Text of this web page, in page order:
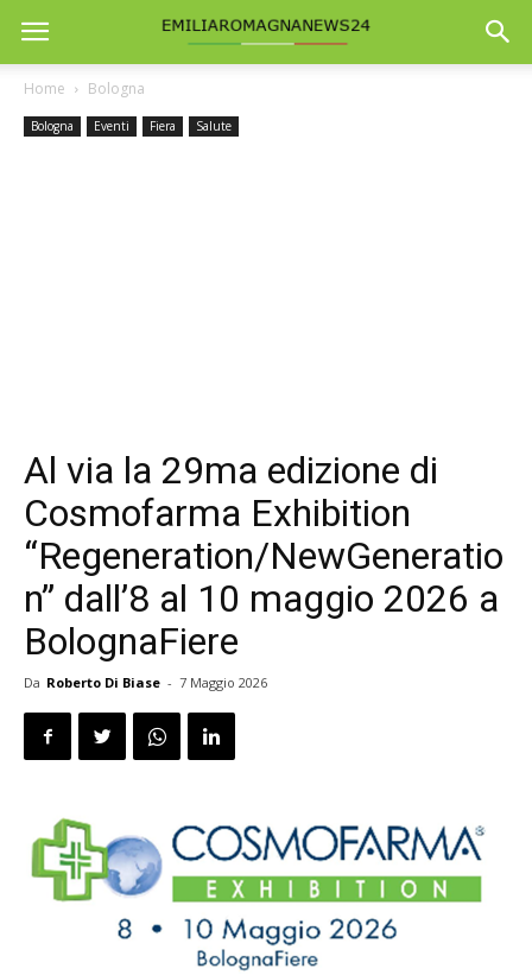
Home Bologna
Bologna Eventi Fiera Salute
Al via la 29ma edizione di
Cosmofarma Exhibition
“Regeneration/NewGeneratio
n” dall’8 al 10 maggio 2026 a
BolognaFiere
Da Roberto Di Biase - 7 Maggio 2026